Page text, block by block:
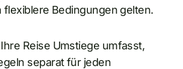
flexiblere Bedingungen gelten.
Reise Umstiege umfasst,
separat für jeden